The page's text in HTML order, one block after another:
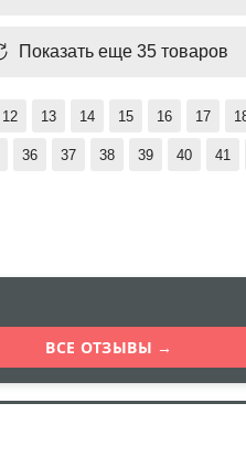
Показать еще 35 товаров
12 13 14 15 16 17
36 37 38 39 40 41
ВСЕ ОТЗЫВЫ →